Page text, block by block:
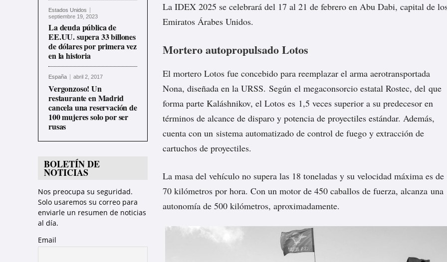
Estados Unidos
septiembre 19, 2023
La deuda pública de
EE.UU. supera 33 billones
de dólares por primera vez
en la historia
España abril 2, 2017
Vergonzoso! Un
restaurante en Madrid
cancela una reservación de
100 mujeres solo por ser
rusas
BOLETÍN DE
NOTICIAS
Nos preocupa su seguridad.
Solo usaremos su correo para
enviarle un resumen de noticias
al día.
Email
La IDEX 2025 se celebrará del 17 al 21 de febrero en Abu Dabi, capital de
Emiratos Árabes Unidos.
Mortero autopropulsado Lotos
El mortero Lotos fue concebido para reemplazar el arma aerotransportada
Nona, diseñada en la URSS. Según el megaconsorcio estatal Rostec, del que
forma parte Kaláshnikov, el Lotos es 1,5 veces superior a su predecesor en
términos de alcance de disparo y potencia de proyectiles estándar. Además,
cuenta con un sistema automatizado de control de fuego y extracción de
cartuchos de proyectiles.
La masa del vehículo no supera las 18 toneladas y su velocidad máxima es de
70 kilómetros por hora. Con un motor de 450 caballos de fuerza, alcanza una
autonomía de 500 kilómetros, aproximadamente.